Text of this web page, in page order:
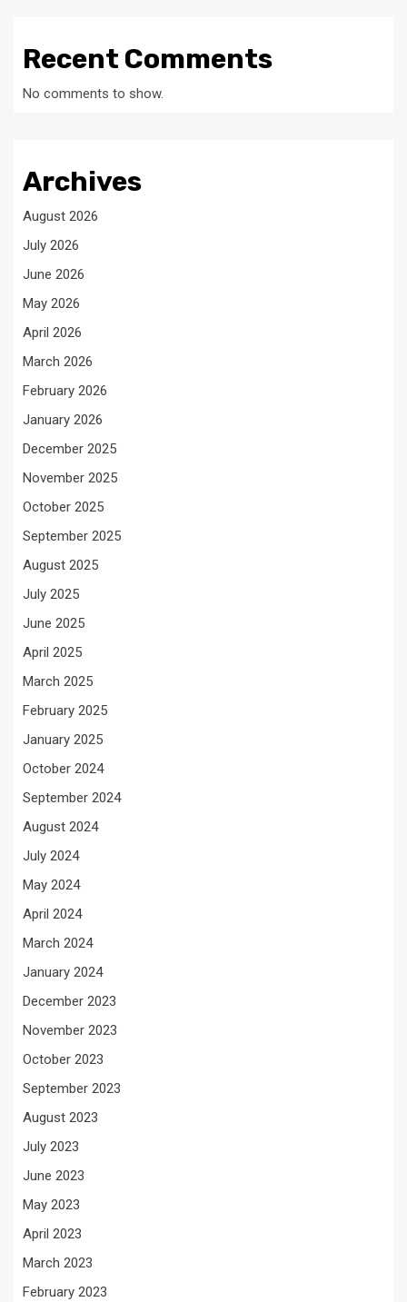
Recent Comments
No comments to show.
Archives
August 2026
July 2026
June 2026
May 2026
April 2026
March 2026
February 2026
January 2026
December 2025
November 2025
October 2025
September 2025
August 2025
July 2025
June 2025
April 2025
March 2025
February 2025
January 2025
October 2024
September 2024
August 2024
July 2024
May 2024
April 2024
March 2024
January 2024
December 2023
November 2023
October 2023
September 2023
August 2023
July 2023
June 2023
May 2023
April 2023
March 2023
February 2023